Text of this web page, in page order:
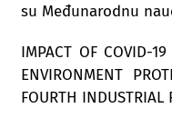
su Međunarodnu
IMPACT OF COVID-
ENVIRONMENT
FOURTH INDUSTRIAL